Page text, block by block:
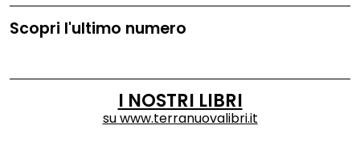
Scopri l'ultimo numero
I NOSTRI LIBRI
suwww.terranuovalibri.it